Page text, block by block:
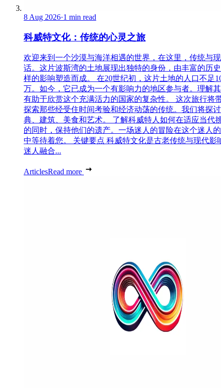
8 Aug 2026·1 min read
科威特文化：传统的心灵之旅
欢迎来到一个沙漠与海洋相遇的世界，在这里，传统与
话。这片波斯湾的土地展现出独特的身份，由丰富的历
样的影响塑造而成。 在20世纪初，这片土地的人口不足
万。如今，它已成为一个有影响力的地区参与者。理解
有助于欣赏这个充满活力的国家的复杂性。 这次旅行将
探索那些经受住时间考验和经济动荡的传统。我们将探
典、建筑、美食和艺术。 了解科威特人如何在适应当代
的同时，保持他们的遗产。一场迷人的冒险在这个迷人
中等待着您。 关键要点 科威特文化是古老传统与现代影
迷人融合...
ArticlesRead more